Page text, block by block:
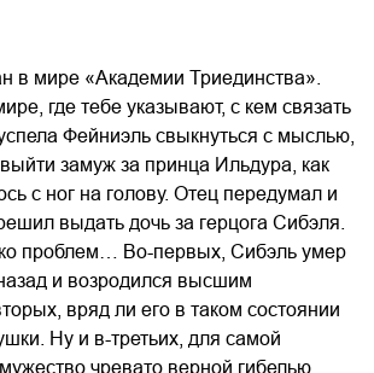
в мире «Академии Триединства».
где тебе указывают, с кем связать
Фейниэль свыкнуться с мыслью,
замуж за принца Ильдура, как
с ног на голову. Отец передумал и
выдать дочь за герцога Сибэля.
проблем… Во-первых, Сибэль умер
и возродился высшим
вряд ли его в таком состоянии
Ну и в-третьих, для самой
чревато верной гибелью.